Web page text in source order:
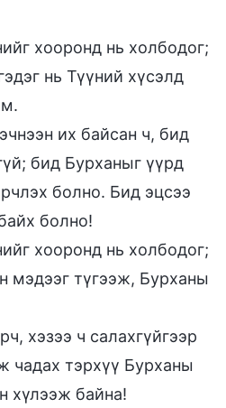
хооронд нь холбодог;
нь Түүний хүсэлд
их байсан ч, бид
бид Бурханыг үүрд
болно. Бид эцсээ
болно!
хооронд нь холбодог;
мэдээг түгээж, Бурханы
хэзээ ч салахгүйгээр
чадах тэрхүү Бурханы
хүлээж байна!